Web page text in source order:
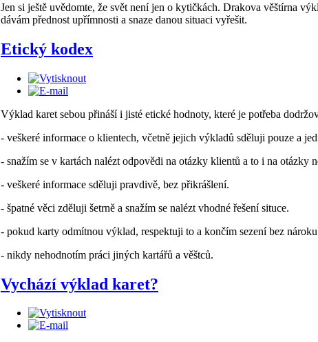
Jen si ještě uvědomte, že svět není jen o kytičkách. Drakova věštírna
dávám přednost upřímnosti a snaze danou situaci vyřešit.
Etický kodex
Výklad karet sebou přináší i jisté etické hodnoty, které je potřeba
- veškeré informace o klientech, včetně jejich výkladů sděluji pouze a
- snažím se v kartách nalézt odpovědi na otázky klientů a to i na otázky
- veškeré informace sděluji pravdivě, bez přikrášlení.
- špatné věci zděluji šetrně a snažím se nalézt vhodné řešení situce.
- pokud karty odmítnou výklad, respektuji to a končím sezení bez
- nikdy nehodnotím práci jiných kartářů a věštců.
Vychází výklad karet?